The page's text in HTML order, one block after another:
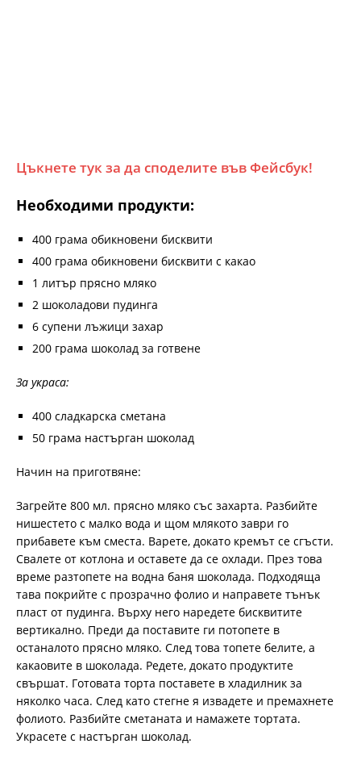
Цъкнете тук за да споделите във Фейсбук!
Необходими продукти:
400 грама обикновени бисквити
400 грама обикновени бисквити с какао
1 литър прясно мляко
2 шоколадови пудинга
6 супени лъжици захар
200 грама шоколад за готвене
За украса:
400 сладкарска сметана
50 грама настърган шоколад
Начин на приготвяне:
Загрейте 800 мл. прясно мляко със захарта. Разбийте
нишестето с малко вода и щом млякото заври го
прибавете към сместа. Варете, докато кремът се сгъсти.
Свалете от котлона и оставете да се охлади. През това
време разтопете на водна баня шоколада. Подходяща
тава покрийте с прозрачно фолио и направете тънък
пласт от пудинга. Върху него наредете бисквитите
вертикално. Преди да поставите ги потопете в
останалото прясно мляко. След това топете белите, а
какаовите в шоколада. Редете, докато продуктите
свършат. Готовата торта поставете в хладилник за
няколко часа. След като стегне я извадете и премахнете
фолиото. Разбийте сметаната и намажете тортата.
Украсете с настърган шоколад.